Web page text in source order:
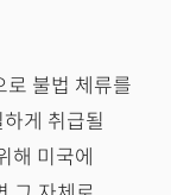
로 불법 체류를
게 취급될
해 미국에